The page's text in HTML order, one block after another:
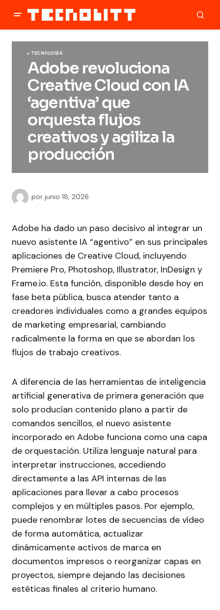
TECNOLOGÍA
Adobe revoluciona
Creative Cloud con IA
‘agentiva’ que
orquesta flujos
creativos y agiliza la
producción
por junio 18, 2026
Adobe ha dado un paso decisivo al integrar un
nuevo asistente IA “agentivo” en sus principales
aplicaciones de Creative Cloud, incluyendo
Premiere Pro, Photoshop, Illustrator, InDesign y
Frame.io. Esta función, disponible desde hoy en
fase beta pública, busca atender tanto a
creadores individuales como a grandes equipos
de marketing empresarial, cambiando
radicalmente la forma en que se abordan los
flujos de trabajo creativos.
A diferencia de las herramientas de inteligencia
artificial generativa de primera generación que
solo producían contenido plano a partir de
comandos sencillos, el nuevo asistente
incorporado en Adobe funciona como una capa
de orquestación. Utiliza lenguaje natural para
interpretar instrucciones, accediendo
directamente a las API internas de las
aplicaciones para llevar a cabo procesos
complejos y en múltiples pasos. Por ejemplo,
puede renombrar lotes de secuencias de vídeo
de forma automática, actualizar
dinámicamente activos de marca en
documentos impresos o reorganizar capas en
proyectos, siempre dejando las decisiones
estéticas finales al criterio humano.